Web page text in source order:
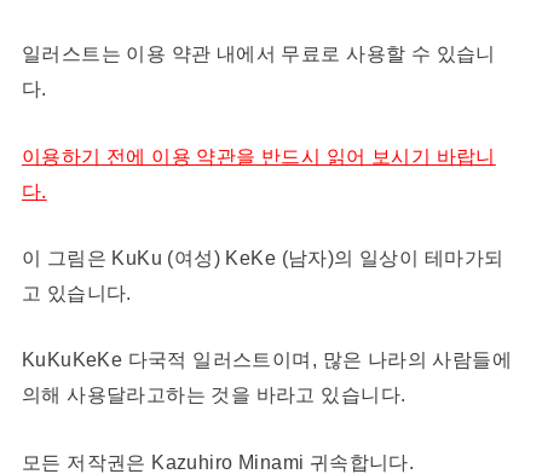
일러스트는 이용 약관 내에서 무료로 사용할 수 있습니
다.
이용하기 전에 이용 약관을 반드시 읽어 보시기 바랍니
다.
이 그림은 KuKu (여성) KeKe (남자)의 일상이 테마가되
고 있습니다.
KuKuKeKe 다국적 일러스트이며, 많은 나라의 사람들에
의해 사용달라고하는 것을 바라고 있습니다.
모든 저작권은 Kazuhiro Minami 귀속합니다.